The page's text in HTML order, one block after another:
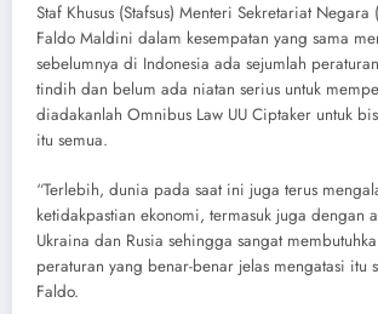
Staf Khusus (Stafsus) Menteri Sekretariat Negara
Faldo Maldini dalam kesempatan yang sama
sebelumnya di Indonesia ada sejumlah
tindih dan belum ada niatan serius untuk
diadakanlah Omnibus Law UU Ciptaker untuk
itu semua.
“Terlebih, dunia pada saat ini juga terus
ketidakpastian ekonomi, termasuk juga dengan
Ukraina dan Rusia sehingga sangat
peraturan yang benar-benar jelas mengatasi itu
Faldo.